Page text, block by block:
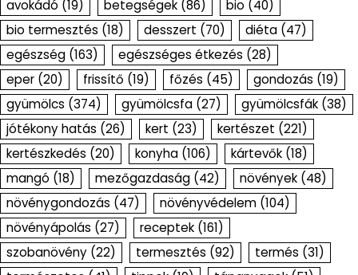
avokádó (19) betegségek (86) bio (40)
bio termesztés (18) desszert (70) diéta (47)
egészség (163) egészséges étkezés (28)
eper (20) frissítő (19) főzés (45) gondozás (19)
gyümölcs (374) gyümölcsfa (27) gyümölcsfák (38)
jótékony hatás (26) kert (23) kertészet (221)
kertészkedés (20) konyha (106) kártevők (18)
mangó (18) mezőgazdaság (42) növények (48)
növénygondozás (47) növényvédelem (104)
növényápolás (27) receptek (161)
szobanövény (22) termesztés (92) termés (31)